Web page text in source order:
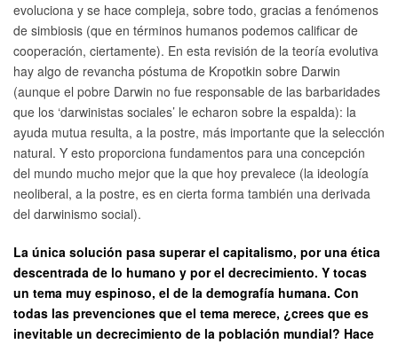
evoluciona y se hace compleja, sobre todo, gracias a fenómenos
de simbiosis (que en términos humanos podemos calificar de
cooperación, ciertamente). En esta revisión de la teoría evolutiva
hay algo de revancha póstuma de Kropotkin sobre Darwin
(aunque el pobre Darwin no fue responsable de las barbaridades
que los ‘darwinistas sociales’ le echaron sobre la espalda): la
ayuda mutua resulta, a la postre, más importante que la selección
natural. Y esto proporciona fundamentos para una concepción
del mundo mucho mejor que la que hoy prevalece (la ideología
neoliberal, a la postre, es en cierta forma también una derivada
del darwinismo social).
La única solución pasa superar el capitalismo, por una ética
descentrada de lo humano y por el decrecimiento. Y tocas
un tema muy espinoso, el de la demografía humana. Con
todas las prevenciones que el tema merece, ¿crees que es
inevitable un decrecimiento de la población mundial? Hace